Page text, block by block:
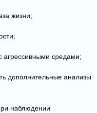
жизни;
агрессивными средами;
дополнительные анализы
наблюдении